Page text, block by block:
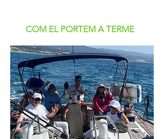
COM EL PORTEM A TERME